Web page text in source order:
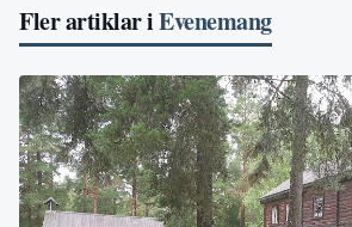
Fler artiklar iEvenemang